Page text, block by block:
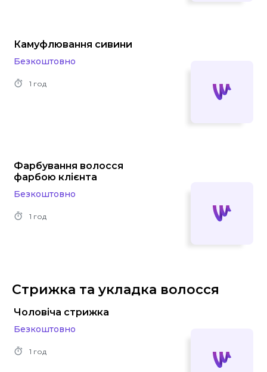
Камуфлювання сивини
Безкоштовно
1 год
Фарбування волосся
фарбою клієнта
Безкоштовно
1 год
Стрижка та укладка волосся
Чоловіча стрижка
Безкоштовно
1 год